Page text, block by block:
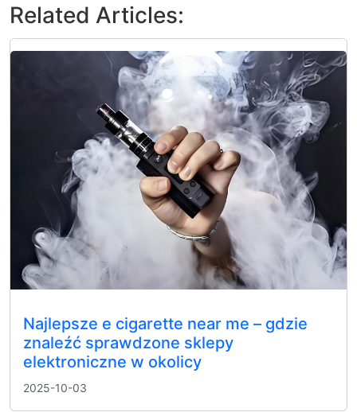
Related Articles:
Najlepsze e cigarette near me – gdzie
znaleźć sprawdzone sklepy
elektroniczne w okolicy
2025-10-03